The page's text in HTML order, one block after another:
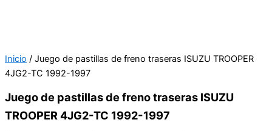
Inicio / Juego de pastillas de freno traseras ISUZU TROOPER
4JG2-TC 1992-1997
Juego de pastillas de freno traseras ISUZU
TROOPER 4JG2-TC 1992-1997